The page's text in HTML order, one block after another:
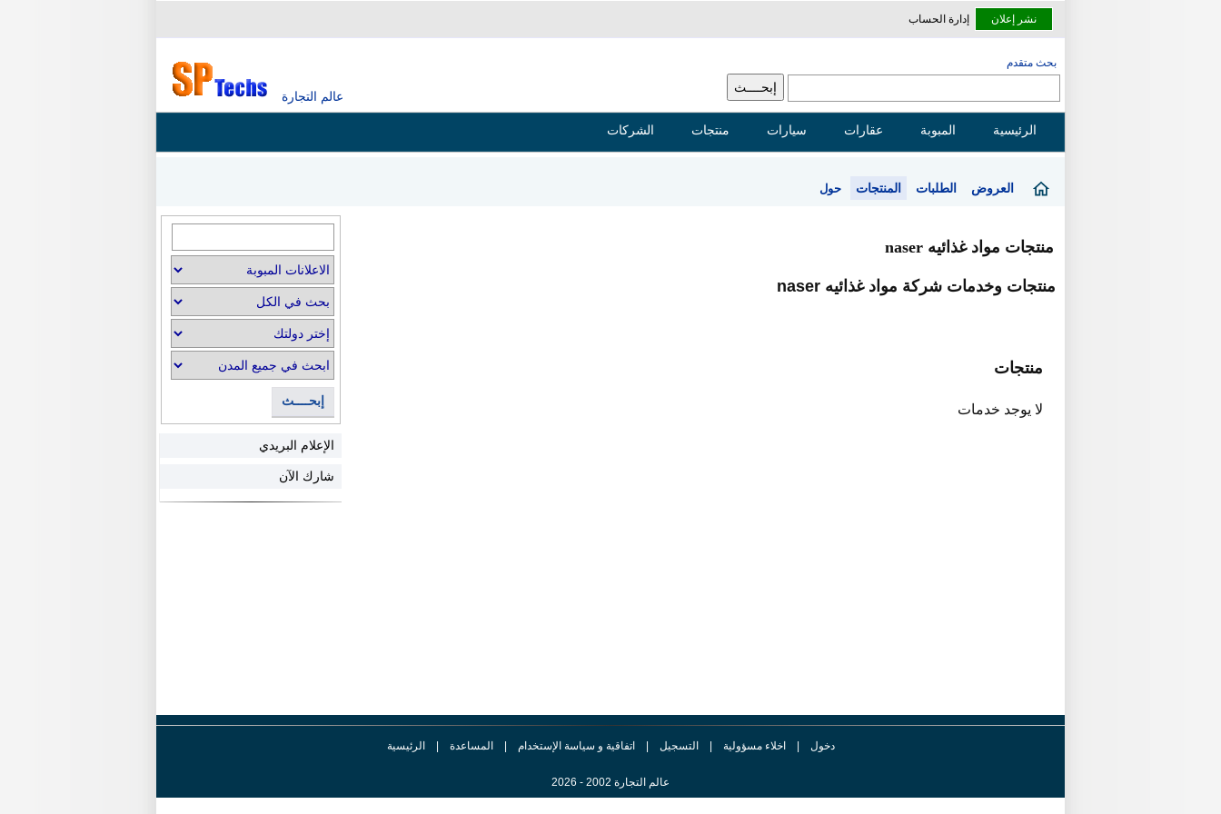
نشر إعلان إدارة الحساب
عالم التجارة
بحث متقدم
الرئيسية المبوبة عقارات سيارات منتجات الشركات
العروض الطلبات المنتجات حول
منتجات مواد غذائيه naser
منتجات وخدمات شركة مواد غذائيه naser
منتجات
لا يوجد خدمات
إبحــــث
الإعلام البريدي
شارك الآن
دخول اخلاء مسؤولية التسجيل اتفاقية و سياسة الإستخدام المساعدة الرئيسية
عالم التجارة 2002 - 2026